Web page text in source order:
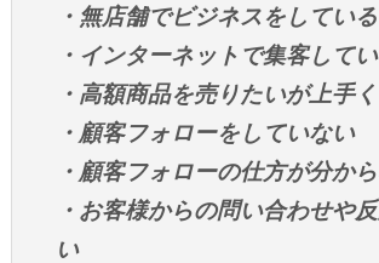
・無店舗でビジネスをしている
・インターネットで集客して
・高額商品を売りたいが上手
・顧客フォローをしていない
・顧客フォローの仕方が分か
・お客様からの問い合わせや
い